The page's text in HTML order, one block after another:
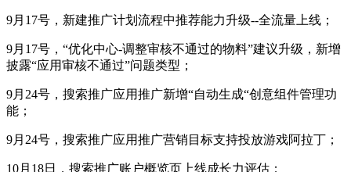
9月17号，新建推广计划流程中推荐能力升级--全流量上线；
9月17号，“优化中心-调整审核不通过的物料”建议升级，新增
披露“应用审核不通过”问题类型；
9月24号，搜索推广应用推广新增“自动生成“创意组件管理功
能；
9月24号，搜索推广应用推广营销目标支持投放游戏阿拉丁；
10月18日，搜索推广账户概览页上线成长力评估；